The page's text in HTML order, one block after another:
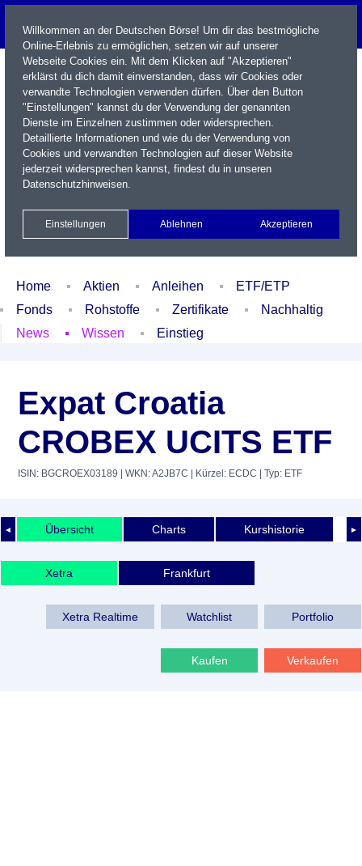
Name / WKN / ISIN / Kürzel
Xetra Realtime
Watchlist Portfolio Login
Home Aktien Anleihen
ETF/ETP
Fonds
Rohstoffe Zertifikate
Nachhaltig
News
Wissen Einstieg
Expat Croatia
CROBEX UCITS ETF
ISIN: BGCROEX03189 | WKN: A2JB7C | Kürzel: ECDC | Typ: ETF
◄ ►
Übersicht Charts Kurshistorie
Xetra Frankfurt
Xetra Realtime Watchlist Portfolio
Kaufen Verkaufen
Willkommen an der Deutschen Börse! Um dir das bestmögliche
Online-Erlebnis zu ermöglichen, setzen wir auf unserer
Webseite Cookies ein. Mit dem Klicken auf "Akzeptieren"
erklärst du dich damit einverstanden, dass wir Cookies oder
verwandte Technologien verwenden dürfen. Über den Button
"Einstellungen" kannst du der Verwendung der genannten
Dienste im Einzelnen zustimmen oder widersprechen.
Detaillierte Informationen und wie du der Verwendung von
Cookies und verwandten Technologien auf dieser Website
jederzeit widersprechen kannst, findest du in unseren
Datenschutzhinweisen.
Einstellungen Ablehnen Akzeptieren